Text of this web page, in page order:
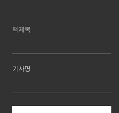
책제목
기사명